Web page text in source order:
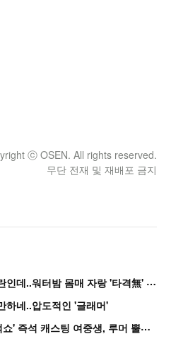
ⓒ OSEN. All rights reserved.
무단 전재 및 재배포 금지
비
비, 성행위 연상 안무로 논란인데..워터밤 몸매 자랑 '타격無' 근황
하네..압도적인 '글래머'
“
연습생 아닙니다” 싸이 '흠뻑쇼' 즉석 캐스팅 여중생, 루머 뿔났다[Oh!쎈 이...